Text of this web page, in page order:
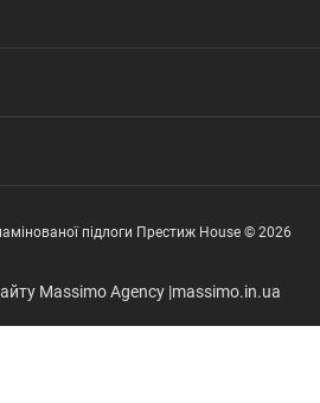
підлоги Престиж House © 2026
Massimo Agency |massimo.in.ua